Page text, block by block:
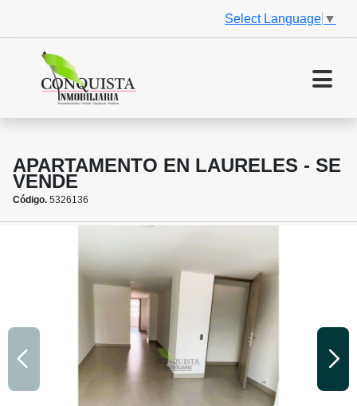
Select Language ▼
APARTAMENTO EN LAURELES - SE
VENDE
Código. 5326136